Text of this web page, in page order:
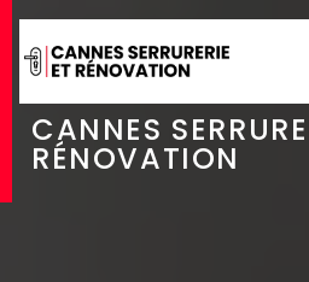
SERRURE À
CANNES
RÉNOVATION
Panneau de gestion des cookies